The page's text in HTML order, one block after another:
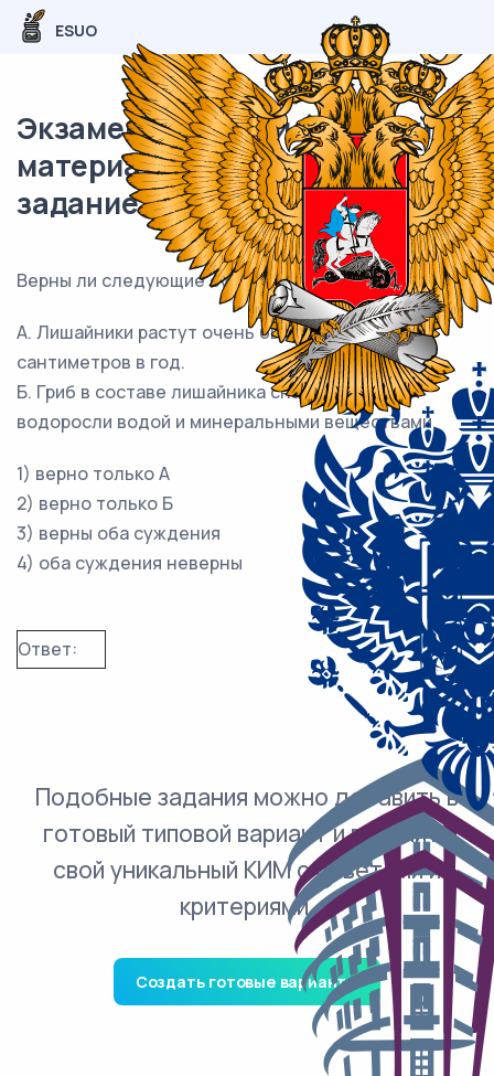
ESUO
Экзаменационный (типовой)
материал ОГЭ / Биология / 12
задание (24) / 64
Верны ли следующие суждения о лишайниках?
А. Лишайники растут очень быстро, по 10–30
сантиметров в год.
Б. Гриб в составе лишайника снабжает клетки
водоросли водой и минеральными веществами.
1) верно только А
2) верно только Б
3) верны оба суждения
4) оба суждения неверны
Ответ:
Подобные задания можно добавить в
готовый типовой вариант и получить
свой уникальный КИМ с ответами и
критериями.
Создать готовые варианты